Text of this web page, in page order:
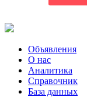
Объявления
О нас
Аналитика
Справочник
База данных